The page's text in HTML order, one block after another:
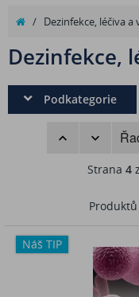
/ Dezinfekce, léčiva
Dezinfekce,
Podkategorie
Strana 4z
Náš TIP